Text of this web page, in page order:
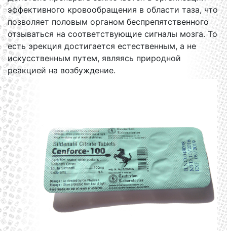
эффективного кровообращения в области таза, что
позволяет половым органом беспрепятственного
отзываться на соответствующие сигналы мозга. То
есть эрекция достигается естественным, а не
искусственным путем, являясь природной
реакцией на возбуждение.